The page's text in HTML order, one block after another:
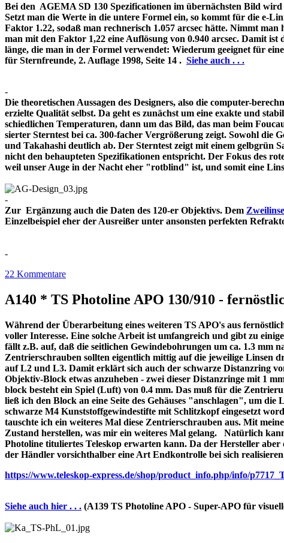
Bei den AGEMA SD 130 Spezificationen im übernächsten Bild
Setzt man die Werte in die untere Formel ein, so kommt für die e-
Faktor 1.22, sodaß man rechnerisch 1.057 arcsec hätte. Nimmt
man mit den Faktor 1,22 eine Auflösung von 0.940 arcsec. Damit
länge, die man in der Formel verwendet: Wiederum geeignet für
für Sternfreunde, 2. Auflage 1998, Seite 14 . Siehe auch . . .
-
Die theoretischen Aussagen des Designers, also die computer-
erzielte Qualität selbst. Da geht es zunächst um eine exakte und
schiedlichen Temperaturen, dann um das Bild, das man beim
sierter Sterntest bei ca. 300-facher Vergrößerung zeigt. Sowohl die
und Takahashi deutlich ab. Der Sterntest zeigt mit einem
nicht den behaupteten Spezifikationen entspricht. Der Fokus des
weil unser Auge in der Nacht eher "rotblind" ist, und somit eine
-
Zur Ergänzung auch die Daten des 120-er Objektivs. Dem
Einzelbeispiel eher der Ausreißer unter ansonsten perfekten
-
22 Kommentare
A140 * TS Photoline APO 130/910 -
Während der Überarbeitung eines weiteren TS APO's aus
voller Interesse. Eine solche Arbeit ist umfangreich und gibt zu
fällt z.B. auf, daß die seitlichen Gewindebohrungen um ca. 1.3 mm
Zentrierschrauben sollten eigentlich mittig auf die jeweilige Linsen
auf L2 und L3. Damit erklärt sich auch der schwarze Distanzring
Objektiv-Block etwas anzuheben - zwei dieser Distanzringe mit 1
block besteht ein Spiel (Luft) von 0.4 mm. Das muß für die
ließ ich den Block an eine Seite des Gehäuses "anschlagen", um die
schwarze M4 Kunststoffgewindestifte mit Schlitzkopf eingesetzt
tauschte ich ein weiteres Mal diese Zentrierschrauben aus. Mit
Zustand herstellen, was mir ein weiteres Mal gelang. Natürlich
Photoline tituliertes Teleskop erwarten kann. Da der Hersteller
der Händler vorsichthalber eine Art Endkontrolle bei sich
https://www.teleskop-express.de/shop/product_info.php/info/
Siehe auch hier . . . (A139 TS Photoline APO - Super-APO für